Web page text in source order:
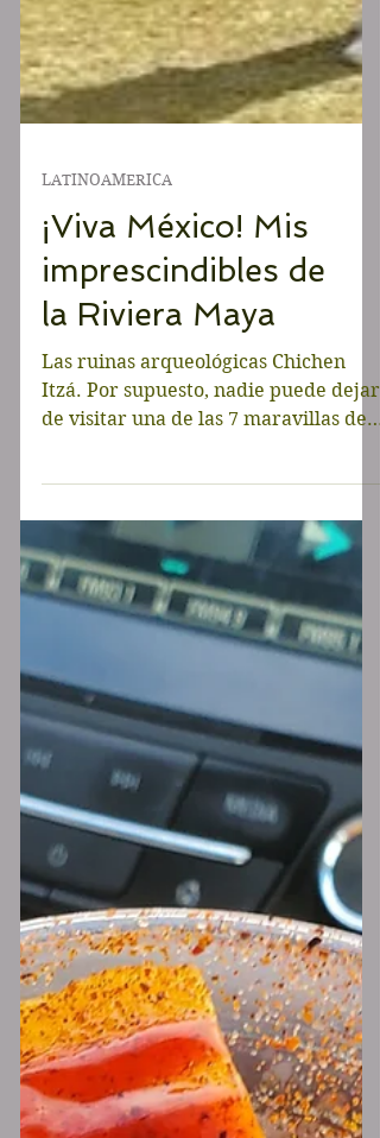
LATINOAMERICA
¡Viva México! Mis
imprescindibles de
la Riviera Maya
Las ruinas arqueológicas Chichen